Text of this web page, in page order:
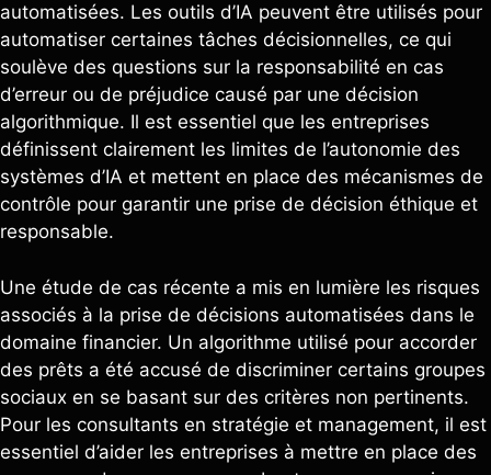
automatisées. Les outils d’IA peuvent être utilisés pour
automatiser certaines tâches décisionnelles, ce qui
soulève des questions sur la responsabilité en cas
d’erreur ou de préjudice causé par une décision
algorithmique. Il est essentiel que les entreprises
définissent clairement les limites de l’autonomie des
systèmes d’IA et mettent en place des mécanismes de
contrôle pour garantir une prise de décision éthique et
responsable.
Une étude de cas récente a mis en lumière les risques
associés à la prise de décisions automatisées dans le
domaine financier. Un algorithme utilisé pour accorder
des prêts a été accusé de discriminer certains groupes
sociaux en se basant sur des critères non pertinents.
Pour les consultants en stratégie et management, il est
essentiel d’aider les entreprises à mettre en place des